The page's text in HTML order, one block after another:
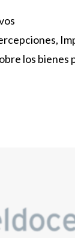
,
los bienes